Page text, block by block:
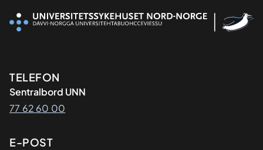
Kontaktinformasjon
TELEFON
Sentralbord UNN
77 62 60 00
E-POST